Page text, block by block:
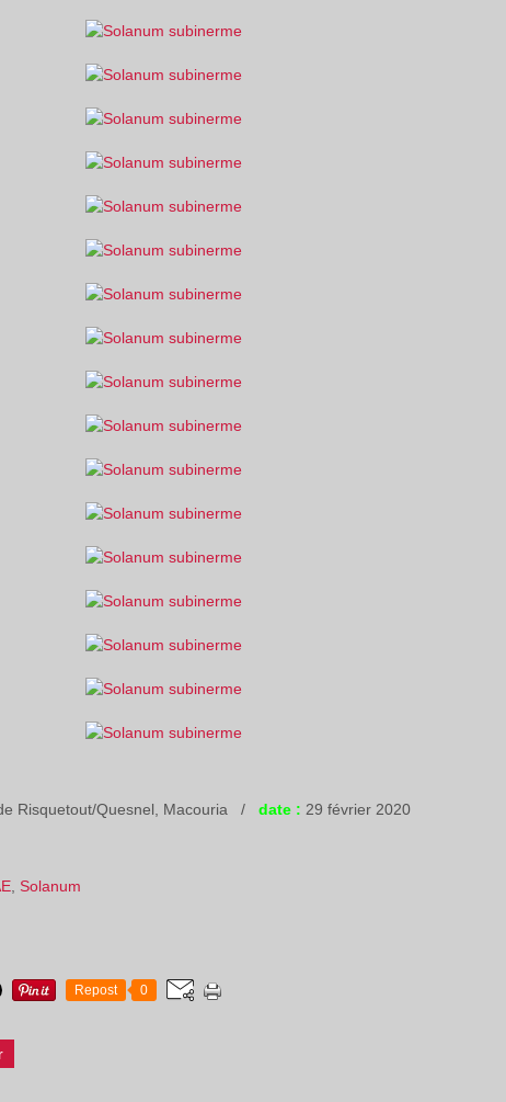
Risquetout/Quesnel, Macouria / date : 29 février 2020
Solanum
Repost 0